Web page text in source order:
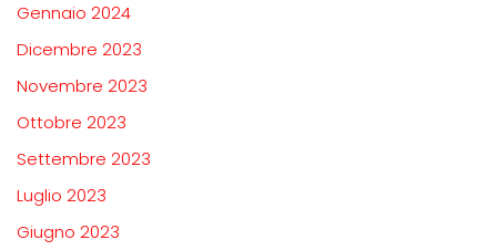
Gennaio 2024
Dicembre 2023
Novembre 2023
Ottobre 2023
Settembre 2023
Luglio 2023
Giugno 2023